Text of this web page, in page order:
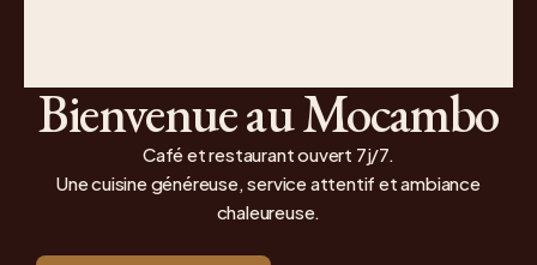
Bienvenue au Mocambo
Café et restaurant ouvert 7j/7.
Une cuisine généreuse, service attentif et ambiance
chaleureuse.